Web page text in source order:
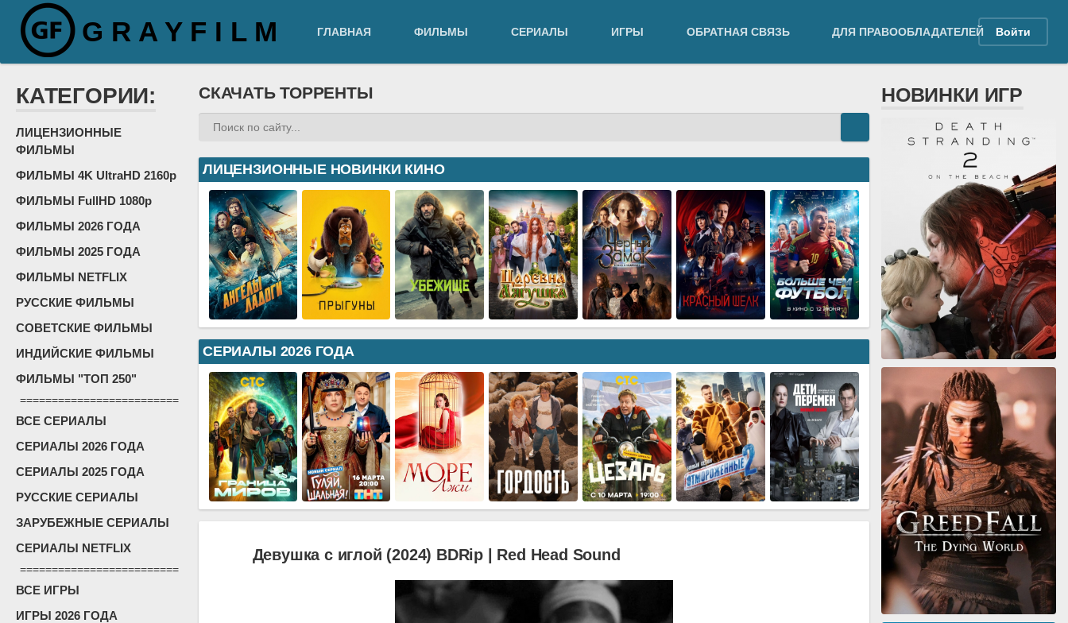
G R A Y F I L M ГЛАВНАЯ ФИЛЬМЫ СЕРИАЛЫ ИГРЫ ОБРАТНАЯ СВЯЗЬ ДЛЯ ПРАВООБЛАДАТЕЛЕЙ Войти
КАТЕГОРИИ:
ЛИЦЕНЗИОННЫЕ
ФИЛЬМЫ
ФИЛЬМЫ 4K UltraHD 2160p
ФИЛЬМЫ FullHD 1080p
ФИЛЬМЫ 2026 ГОДА
ФИЛЬМЫ 2025 ГОДА
ФИЛЬМЫ NETFLIX
РУССКИЕ ФИЛЬМЫ
СОВЕТСКИЕ ФИЛЬМЫ
ИНДИЙСКИЕ ФИЛЬМЫ
ФИЛЬМЫ "ТОП 250"
=========================
ВСЕ СЕРИАЛЫ
СЕРИАЛЫ 2026 ГОДА
СЕРИАЛЫ 2025 ГОДА
РУССКИЕ СЕРИАЛЫ
ЗАРУБЕЖНЫЕ СЕРИАЛЫ
СЕРИАЛЫ NETFLIX
=========================
ВСЕ ИГРЫ
ИГРЫ 2026 ГОДА
СКАЧАТЬ ТОРРЕНТЫ
ЛИЦЕНЗИОННЫЕ НОВИНКИ КИНО
СЕРИАЛЫ 2026 ГОДА
Девушка с иглой (2024) BDRip | Red Head Sound
НОВИНКИ ИГР